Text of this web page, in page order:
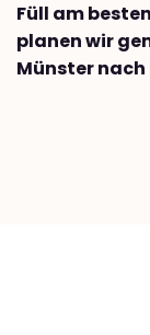
Füll am
planen wir
Münster nach